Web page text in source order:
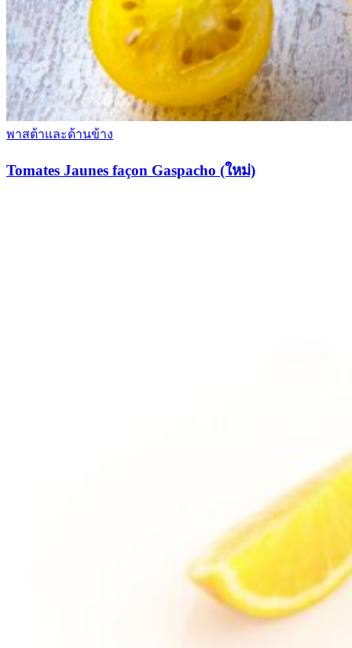
พาสต้าและด้านข้าง
Tomates Jaunes façon Gaspacho (ใหม่)